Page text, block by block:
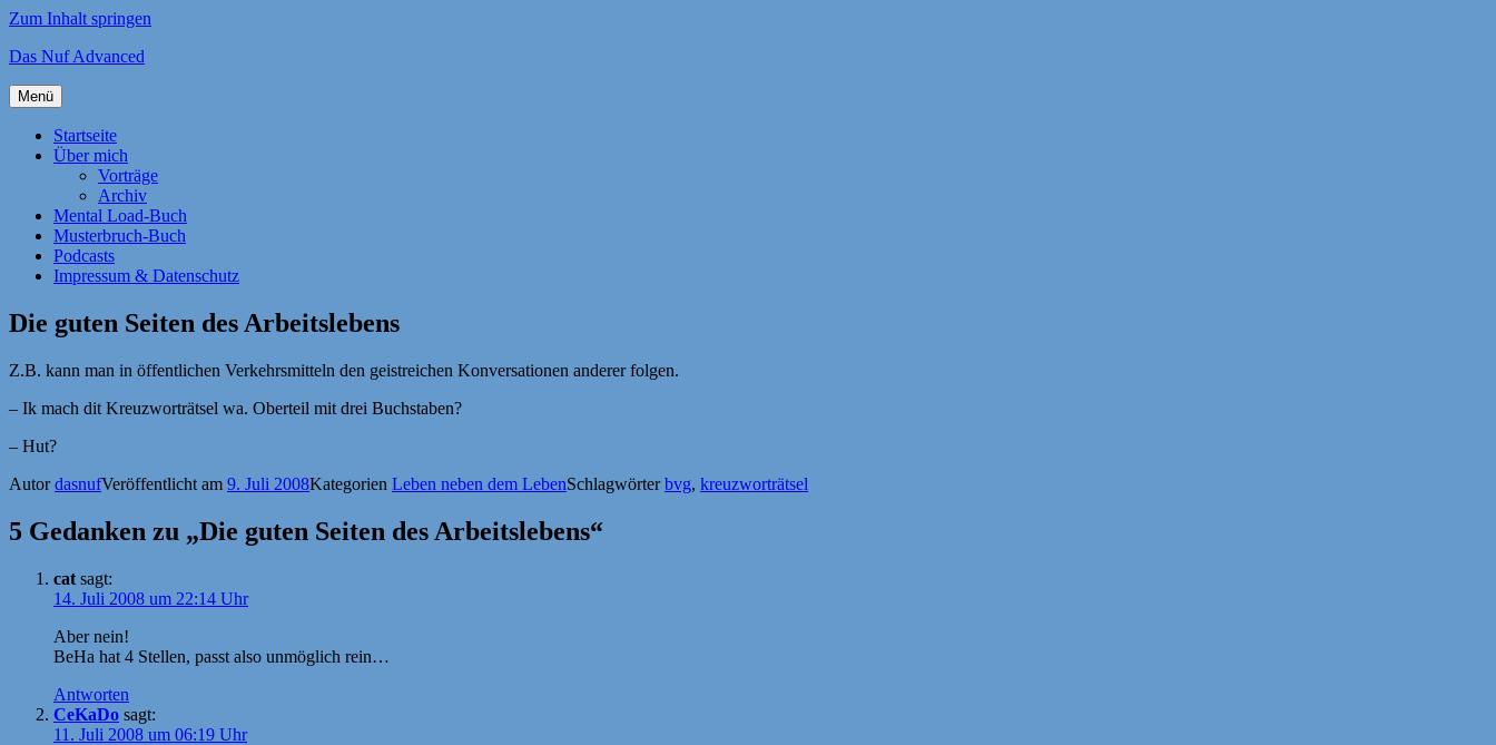
Zum Inhalt springen
Das Nuf Advanced
Menü
Startseite
Über mich
Vorträge
Archiv
Mental Load-Buch
Musterbruch-Buch
Podcasts
Impressum & Datenschutz
Die guten Seiten des Arbeitslebens
Z.B. kann man in öffentlichen Verkehrsmitteln den geistreichen Konversationen anderer folgen.
– Ik mach dit Kreuzworträtsel wa. Oberteil mit drei Buchstaben?
– Hut?
AutordasnufVeröffentlicht am 9. Juli 2008Kategorien Leben neben dem LebenSchlagwörterbvg, kreuzworträtsel
5 Gedanken zu „Die guten Seiten des Arbeitslebens“
cat sagt:
14. Juli 2008 um 22:14 Uhr
Aber nein!
BeHa hat 4 Stellen, passt also unmöglich rein…
Antworten
CeKaDo sagt:
11. Juli 2008 um 06:19 Uhr